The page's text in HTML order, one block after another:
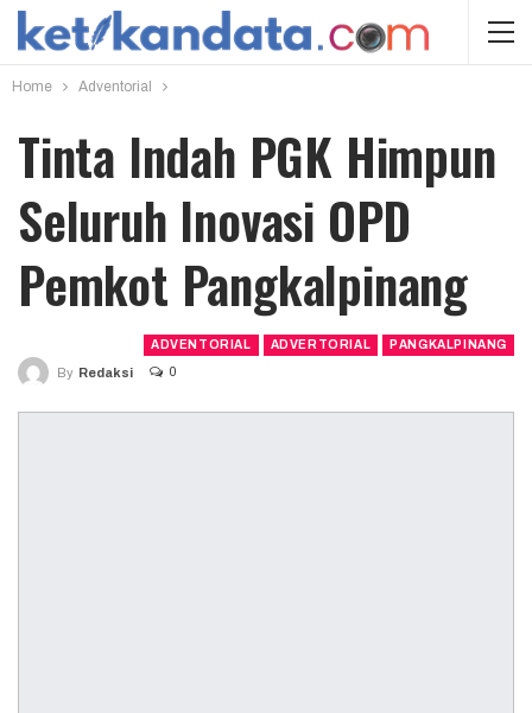
Home Adventorial
Tinta Indah PGK Himpun
Seluruh Inovasi OPD
Pemkot Pangkalpinang
ADVENTORIAL ADVERTORIAL PANGKALPINANG
By Redaksi 0